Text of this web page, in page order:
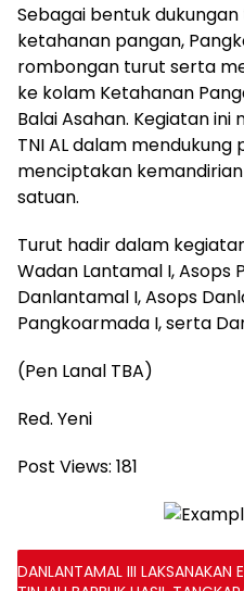
Sebagai bentuk
ketahanan pangan,
rombongan turut serta
ke kolam Ketahanan
Balai Asahan. Kegiatan
TNI AL dalam
menciptakan
satuan.
Turut hadir dalam
Wadan Lantamal I, Asops
Danlantamal I, Asops
Pangkoarmada I, serta
(Pen Lanal TBA)
Red. Yeni
Post Views: 181
DANLANTAMAL III LAKSANAKAN